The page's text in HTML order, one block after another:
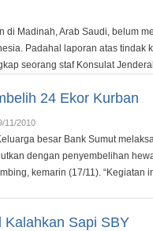
di Madinah, Arab Saudi, belum
Padahal laporan atas
seorang staf Konsulat
24 Ekor Kurban
11/2010
besar Bank Sumut
dengan penyembelihan
kemarin (17/11).
Kalahkan Sapi SBY